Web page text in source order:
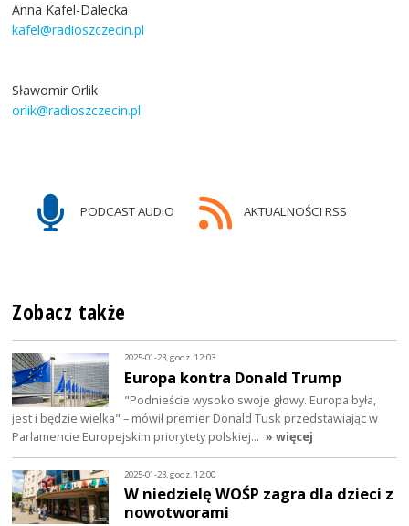
Anna Kafel-Dalecka
kafel@radioszczecin.pl
Sławomir Orlik
orlik@radioszczecin.pl
PODCAST AUDIO AKTUALNOŚCI RSS
Zobacz także
2025-01-23, godz. 12:03
Europa kontra Donald Trump
"Podnieście wysoko swoje głowy. Europa była,
jest i będzie wielka" – mówił premier Donald Tusk przedstawiając w
Parlamencie Europejskim priorytety polskiej… » więcej
2025-01-23, godz. 12:00
W niedzielę WOŚP zagra dla dzieci z
nowotworami